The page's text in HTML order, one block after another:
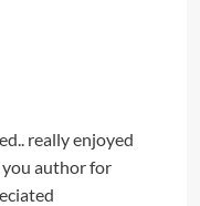
really enjoyed
author for